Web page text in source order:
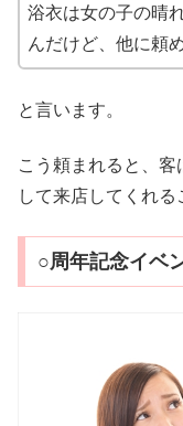
浴衣は女の子の晴
んだけど、他に頼
と言います。
こう頼まれると、
して来店してくれる
○周年記念イベ